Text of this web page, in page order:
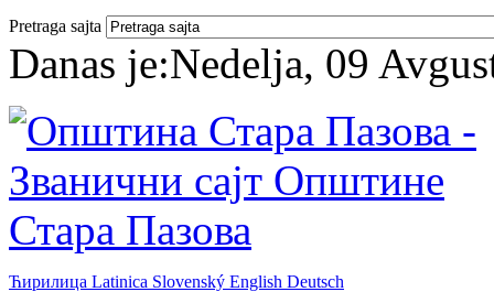
Pretraga sajta
Danas je:Nedelja, 09
Ћирилица Latinica Slovenský English Deutsch